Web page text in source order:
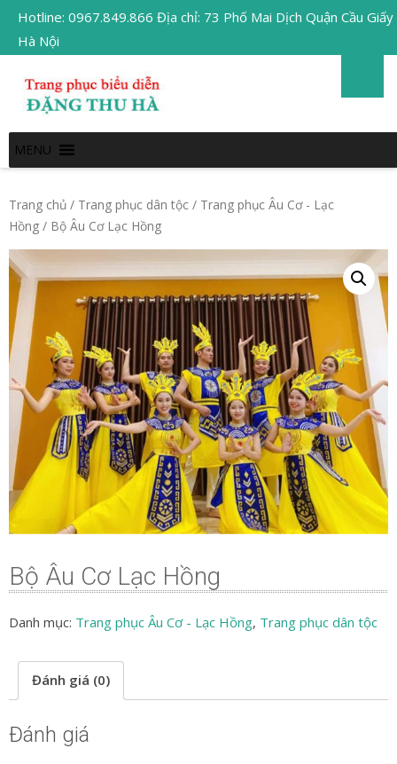
Hotline: 0967.849.866 Địa chỉ: 73 Phố Mai Dịch Quận Cầu Giấy
Hà Nội
MENU
Trang chủ / Trang phục dân tộc / Trang phục Âu Cơ - Lạc
Hồng / Bộ Âu Cơ Lạc Hồng
Bộ Âu Cơ Lạc Hồng
Danh mục: Trang phục Âu Cơ - Lạc Hồng, Trang phục dân tộc
Đánh giá (0)
Đánh giá